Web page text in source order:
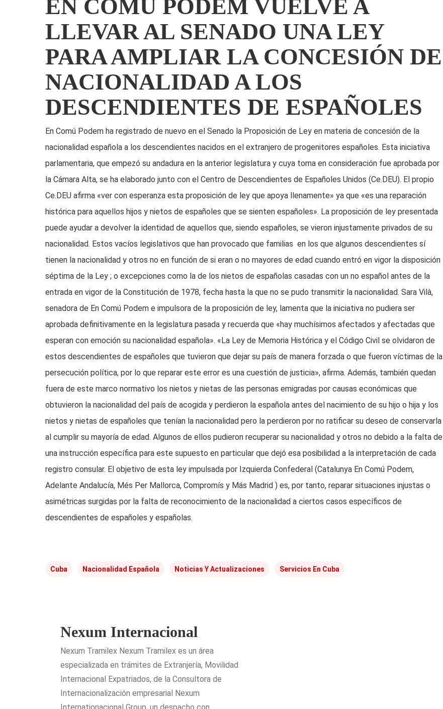
EN COMÚ PODEM VUELVE A
LLEVAR AL SENADO UNA LEY
PARA AMPLIAR LA CONCESIÓN DE
NACIONALIDAD A LOS
DESCENDIENTES DE ESPAÑOLES
En Comú Podem ha registrado de nuevo en el Senado la Proposición de Ley en materia de concesión de la
nacionalidad española a los descendientes nacidos en el extranjero de progenitores españoles. Esta iniciativa
parlamentaria, que empezó su andadura en la anterior legislatura y cuya toma en consideración fue aprobada por
la Cámara Alta, se ha elaborado junto con el Centro de Descendientes de Españoles Unidos (Ce.DEU). El propio
Ce.DEU afirma «ver con esperanza esta proposición de ley que apoya llenamente» ya que «es una reparación
histórica para aquellos hijos y nietos de españoles que se sienten españoles». La proposición de ley presentada
puede ayudar a devolver la identidad de aquellos que, siendo españoles, se vieron injustamente privados de su
nacionalidad. Estos vacíos legislativos que han provocado que familias en los que algunos descendientes sí
tienen la nacionalidad y otros no en función de si eran o no mayores de edad cuando entró en vigor la disposición
séptima de la Ley ; o excepciones como la de los nietos de españolas casadas con un no español antes de la
entrada en vigor de la Constitución de 1978, fecha hasta la que no se pudo transmitir la nacionalidad. Sara Vilà,
senadora de En Comú Podem e impulsora de la proposición de ley, lamenta que la iniciativa no pudiera ser
aprobada definitivamente en la legislatura pasada y recuerda que «hay muchísimos afectados y afectadas que
esperan con emoción su nacionalidad española». «La Ley de Memoria Histórica y el Código Civil se olvidaron de
estos descendientes de españoles que tuvieron que dejar su país de manera forzada o que fueron víctimas de la
persecución política, por lo que reparar este error es una cuestión de justicia», afirma. Además, también quedan
fuera de este marco normativo los nietos y nietas de las personas emigradas por causas económicas que
obtuvieron la nacionalidad del país de acogida y perdieron la española antes del nacimiento de su hijo o hija y los
nietos y nietas de españoles que tenían la nacionalidad pero la perdieron por no ratificar su deseo de conservarla
al cumplir su mayoría de edad. Algunos de ellos pudieron recuperar su nacionalidad y otros no debido a la falta de
una instrucción específica para este supuesto en particular que dejó esa posibilidad a la interpretación de cada
registro consular. El objetivo de esta ley impulsada por Izquierda Confederal (Catalunya En Comú Podem,
Adelante Andalucía, Més Per Mallorca, Compromís y Más Madrid ) es, por tanto, reparar situaciones injustas o
asimétricas surgidas por la falta de reconocimiento de la nacionalidad a ciertos casos específicos de
descendientes de españoles y españolas.
Cuba Nacionalidad Española Noticias Y Actualizaciones Servicios En Cuba
Nexum Internacional
Nexum Tramilex Nexum Tramilex es un área
especializada en trámites de Extranjería, Movilidad
Internacional Expatriados, de la Consultora de
Internacionalización empresarial Nexum